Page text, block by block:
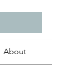
About